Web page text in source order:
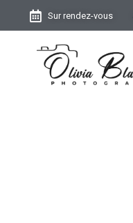
Sur rendez-vous